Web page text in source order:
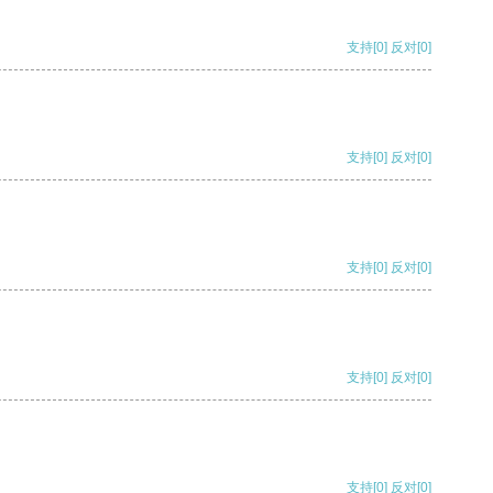
支持[0] 反对[0]
支持[0] 反对[0]
支持[0] 反对[0]
支持[0] 反对[0]
支持[0] 反对[0]